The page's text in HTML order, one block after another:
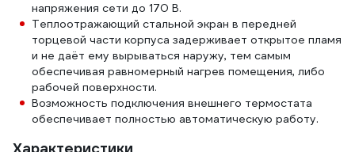
напряжения сети до 170 В.
Теплоотражающий стальной экран в передней
торцевой части корпуса задерживает открытое пламя
и не даёт ему вырываться наружу, тем самым
обеспечивая равномерный нагрев помещения, либо
рабочей поверхности.
Возможность подключения внешнего термостата
обеспечивает полностью автоматическую работу.